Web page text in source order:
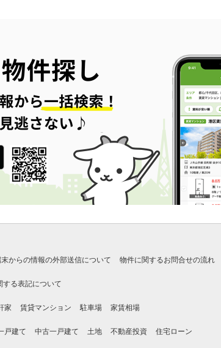
からの情報の外部送信について 物件に関するお問合せの流れ
する表記について
家 賃貸マンション 駐車場 家賃相場
戸建て 中古一戸建て 土地 不動産投資 住宅ローン